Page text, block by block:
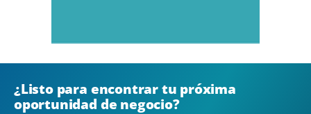
¿Listo para encontrar tu próxima
oportunidad de negocio?